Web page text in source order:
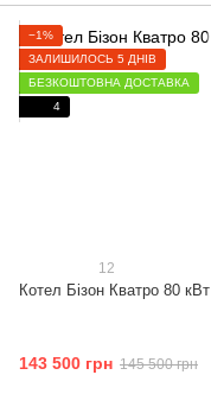
−1%
ЗАЛИШИЛОСЬ 5 ДНІВ
БЕЗКОШТОВНА ДОСТАВКА
4
12
Котел Бізон Кватро 80 кВт
143 500 грн 145 500 грн